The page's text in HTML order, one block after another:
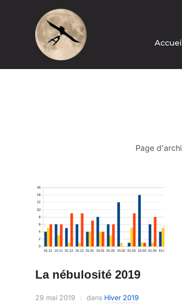
Page
La nébulosité 2019
29 mai 2019 dans Hiver 2019